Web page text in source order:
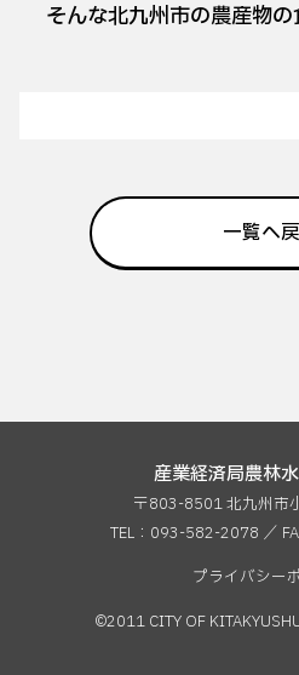
そんな北九州市の農産物の
一覧へ
産業経済局農林
〒803-8501 北九州市
TEL：093-582-2078 ／
プライバシー
©2011 CITY OF